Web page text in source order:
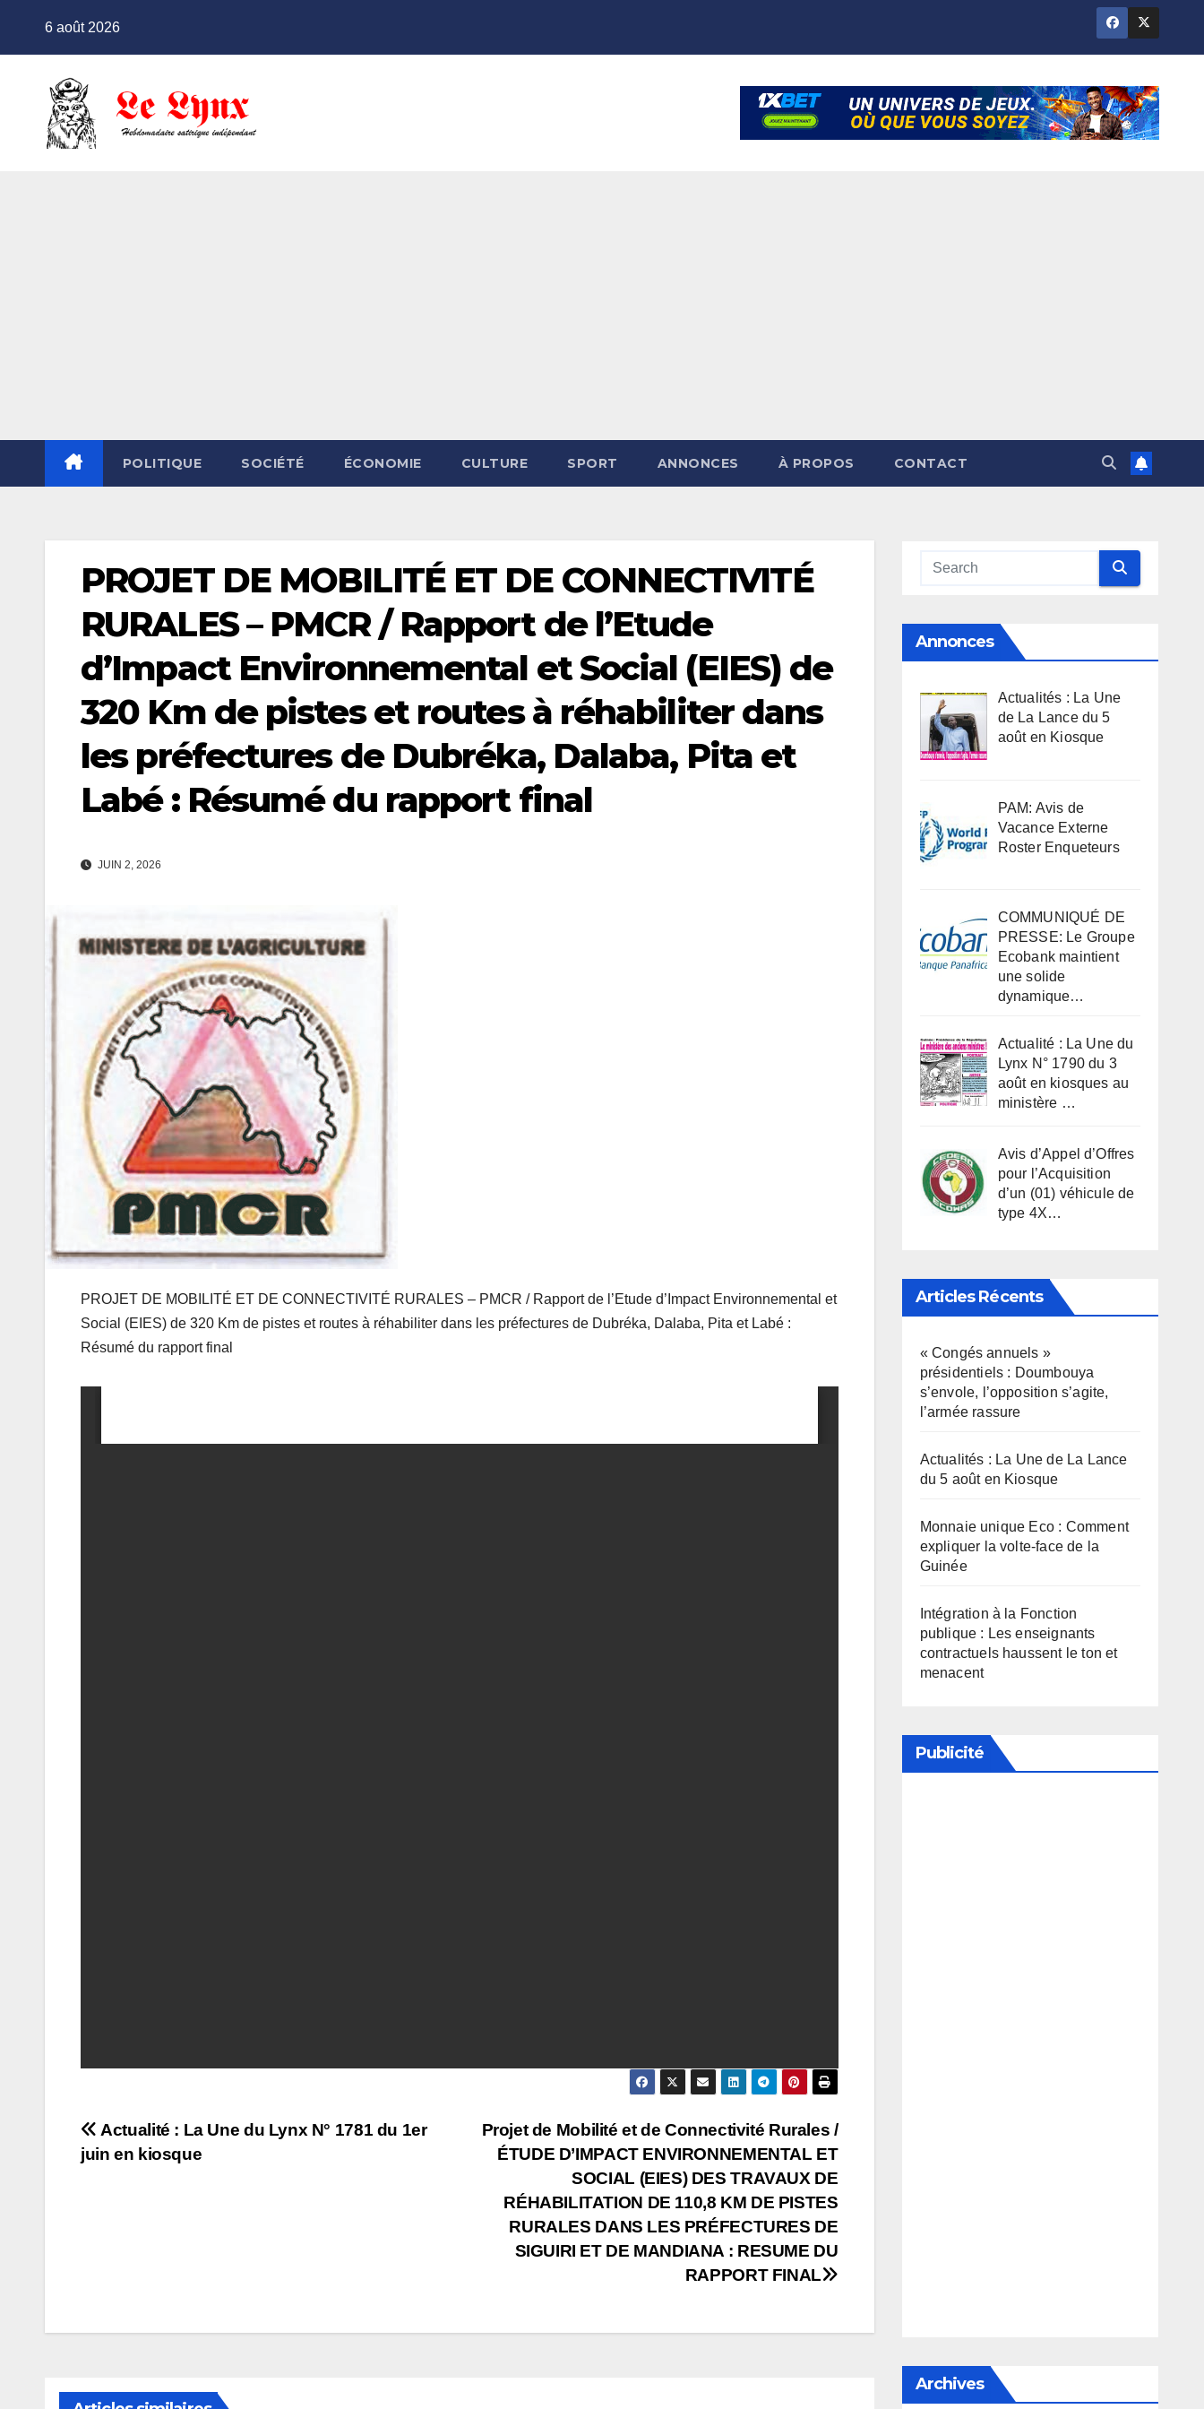
6 août 2026
POLITIQUE SOCIÉTÉ ÉCONOMIE CULTURE SPORT ANNONCES À PROPOS CONTACT
PROJET DE MOBILITÉ ET DE CONNECTIVITÉ
RURALES – PMCR / Rapport de l’Etude
d’Impact Environnemental et Social (EIES) de
320 Km de pistes et routes à réhabiliter dans
les préfectures de Dubréka, Dalaba, Pita et
Labé : Résumé du rapport final
JUIN 2, 2026
PROJET DE MOBILITÉ ET DE CONNECTIVITÉ RURALES – PMCR / Rapport de l’Etude d’Impact Environnemental et
Social (EIES) de 320 Km de pistes et routes à réhabiliter dans les préfectures de Dubréka, Dalaba, Pita et Labé :
Résumé du rapport final
Navigation
de
Projet de Mobilité et de Connectivité Rurales /
ÉTUDE D’IMPACT ENVIRONNEMENTAL ET
SOCIAL (EIES) DES TRAVAUX DE
RÉHABILITATION DE 110,8 KM DE PISTES
RURALES DANS LES PRÉFECTURES DE
SIGUIRI ET DE MANDIANA : RESUME DU
RAPPORT FINAL
Actualité : La Une du Lynx N° 1781 du 1er
juin en kiosque
Annonces
Actualités : La Une
de La Lance du 5
août en Kiosque
PAM: Avis de
Vacance Externe
Roster Enqueteurs
COMMUNIQUÉ DE
PRESSE: Le Groupe
Ecobank maintient
une solide
dynamique…
Actualité : La Une du
Lynx N° 1790 du 3
août en kiosques au
ministère …
Avis d’Appel d’Offres
pour l’Acquisition
d’un (01) véhicule de
type 4X…
Articles Récents
« Congés annuels »
présidentiels : Doumbouya
s’envole, l’opposition s’agite,
l’armée rassure
Actualités : La Une de La Lance
du 5 août en Kiosque
Monnaie unique Eco : Comment
expliquer la volte-face de la
Guinée
Intégration à la Fonction
publique : Les enseignants
contractuels haussent le ton et
menacent
Publicité
Archives